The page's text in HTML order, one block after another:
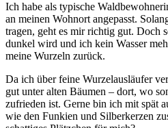
Ich habe als typische
an meinen Wohnort angepasst.
tragen, geht es mir richtig gut. Doch
dunkel wird und ich kein Wasser
meine Wurzeln zurück.
Da ich über feine Wurzelausläufer
gut unter alten Bäumen – dort, wo
zufrieden ist. Gerne bin ich mit spät
wie den Funkien und Silberkerzen